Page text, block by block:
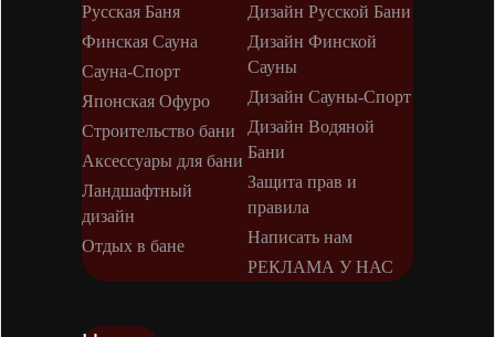
Русская Баня
Финская Сауна
Сауна-Спорт
Японская Офуро
Строительство бани
Аксессуары для бани
Ландшафтный
дизайн
Отдых в бане
Дизайн Русской Бани
Дизайн Финской
Сауны
Дизайн Сауны-Спорт
Дизайн Водяной
Бани
Защита прав и
правила
Написать нам
РЕКЛАМА У НАС